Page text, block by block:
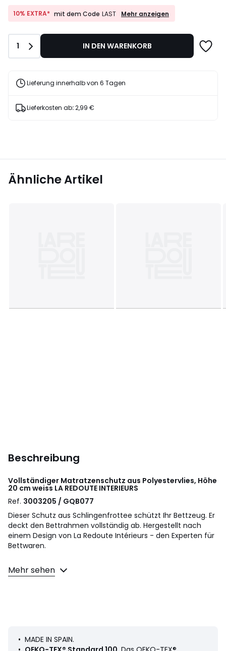
24,99
25%
Rabatt
angewendet.
10% EXTRA* mit dem Code LAST
10%
Code
LAST
Mehr anzeigen
Anzahl
1 IN DEN WARENKORB
Lieferung innerhalb von 6 Tagen
Lieferkosten ab:2,99 €
Ähnliche Artikel
Beschreibung
Vollständiger Matratzenschutz aus Polyestervlies, Höhe
20 cm weiss LA REDOUTE INTERIEURS
Ref. 3003205 / GQB077
Dieser Schutz aus Schlingenfrottee schützt Ihr Bettzeug. Er
deckt den Bettrahmen vollständig ab. Hergestellt nach
einem Design von La Redoute Intérieurs - den Experten für
Bettwaren.
Beschreibung
• 100% Polyester, Vlies, 120 g/m²,
Hinweis
• Die Schonbezüge und -auflagen für Bettwaren von La
Mehr sehen
• MADE IN SPAIN.